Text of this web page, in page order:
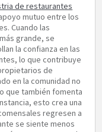
de restaurantes
mutuo entre los
Cuando las
grande, se
la confianza en las
lo que contribuye
de
en la comunidad no
que también fomenta
esto crea una
regresen a
se siente menos